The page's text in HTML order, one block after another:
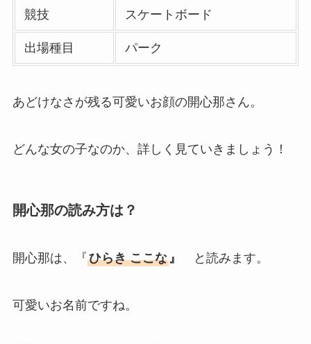
競技 スケートボード
出場種目 パーク
あどけなさが残る可愛いお顔の開心那さん。
どんな女の子なのか、詳しく見ていきましょう！
開心那の読み方は？
開心那は、『ひらき ここな』 と読みます。
可愛いお名前ですね。